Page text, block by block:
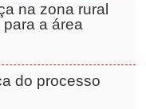
na zona rural
a área
do processo